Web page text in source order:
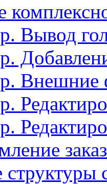
Вывод
Внешние